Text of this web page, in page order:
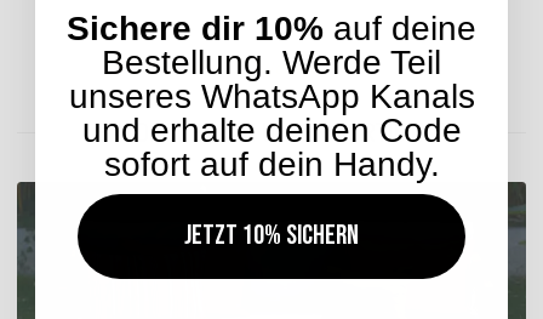
Lieferzeit: ca. 5-7 Werktage
ENTDECKEN SIE UNSER SORTIMENT
Sichere dir 10% auf deine
Bestellung. Werde Teil
unseres WhatsApp Kanals
und erhalte deinen Code
sofort auf dein Handy.
Jetzt 10% sichern